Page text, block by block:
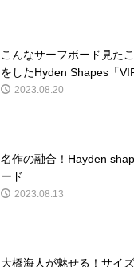
こんなサーフボード見た
をしたHyden Shapes「
2023.08.20
名作の融合！Hayden
ード
2023.08.13
大橋海人が魅せる！サイ